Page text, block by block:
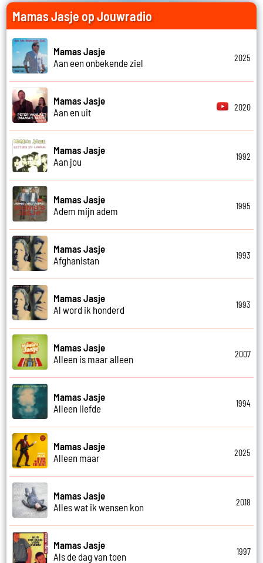
Mamas Jasje op Jouwradio
Mamas Jasje
Aan een onbekende ziel
2025
Mamas Jasje
Aan en uit
2020
Mamas Jasje
Aan jou
1992
Mamas Jasje
Adem mijn adem
1995
Mamas Jasje
Afghanistan
1993
Mamas Jasje
Al word ik honderd
1993
Mamas Jasje
Alleen is maar alleen
2007
Mamas Jasje
Alleen liefde
1994
Mamas Jasje
Alleen maar
2025
Mamas Jasje
Alles wat ik wensen kon
2018
Mamas Jasje
Als de dag van toen
1997